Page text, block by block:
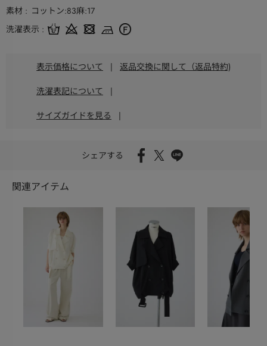
素材
コットン:83麻:17
洗濯表示
表示価格について | 返品交換に関して（返品特約)
洗濯表記について |
サイズガイドを見る |
シェアする
関連アイテム